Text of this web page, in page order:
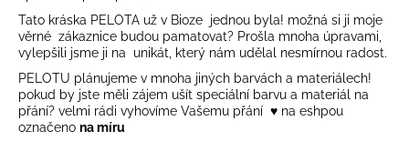
Tato kráska PELOTA už v Bioze jednou byla! možná si ji moje
věrné zákaznice budou pamatovat? Prošla mnoha úpravami,
vylepšili jsme ji na unikát, který nám udělal nesmírnou radost.
PELOTU plánujeme v mnoha jiných barvách a materiálech!
pokud by jste měli zájem ušít speciální barvu a materiál na
přání? velmi rádi vyhovíme Vašemu přání ♥ na eshpou
označeno na míru
D
o
p
o
r
u